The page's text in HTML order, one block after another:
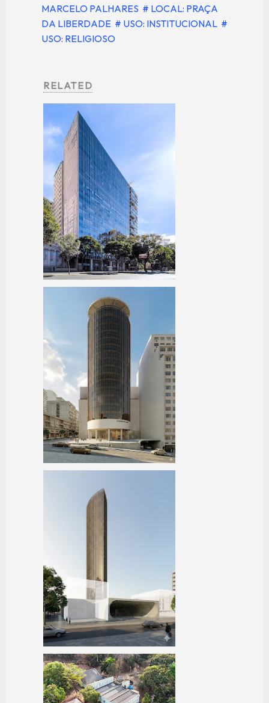
MARCELO PALHARES # LOCAL: PRAÇA
DA LIBERDADE # USO: INSTITUCIONAL #
USO: RELIGIOSO
RELATED